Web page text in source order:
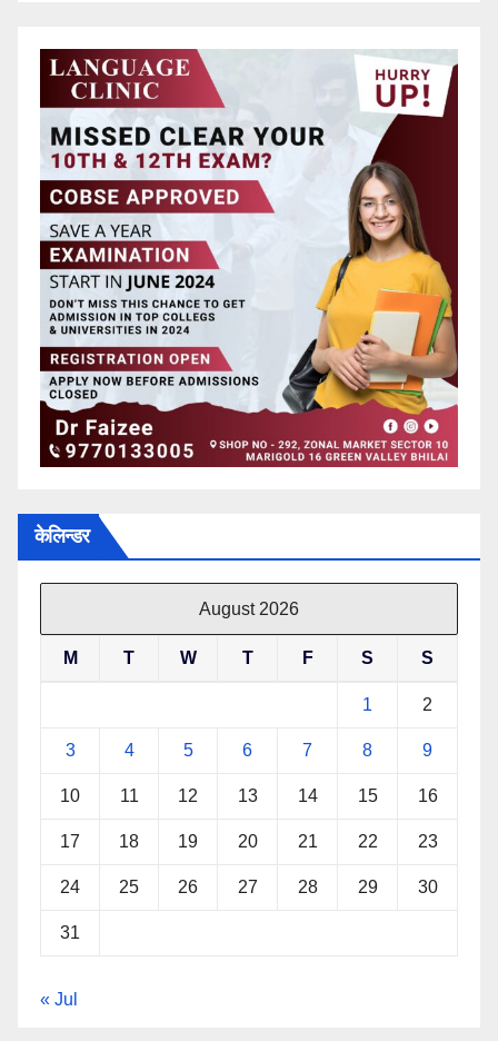
केलिन्डर
August 2026
M T W T F S S
1 2
3 4 5 6 7 8 9
10 11 12 13 14 15 16
17 18 19 20 21 22 23
24 25 26 27 28 29 30
31
« Jul